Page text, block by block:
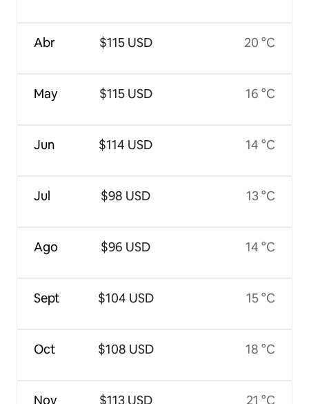
Abr
May
Jun
Jul
Ago
Sept
Oct
Nov
$115 USD
$115 USD
$114 USD
$98 USD
$96 USD
$104 USD
$108 USD
$113 USD
20 °C
16 °C
14 °C
13 °C
14 °C
15 °C
18 °C
21 °C